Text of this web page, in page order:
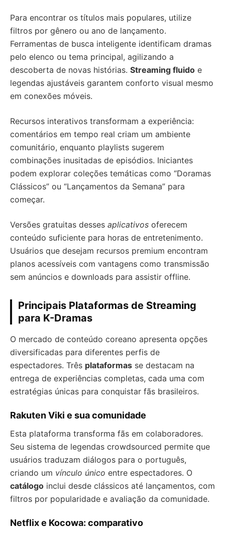
Para encontrar os títulos mais populares, utilize
filtros por gênero ou ano de lançamento.
Ferramentas de busca inteligente identificam dramas
pelo elenco ou tema principal, agilizando a
descoberta de novas histórias. Streaming fluido e
legendas ajustáveis garantem conforto visual mesmo
em conexões móveis.
Recursos interativos transformam a experiência:
comentários em tempo real criam um ambiente
comunitário, enquanto playlists sugerem
combinações inusitadas de episódios. Iniciantes
podem explorar coleções temáticas como “Doramas
Clássicos” ou “Lançamentos da Semana” para
começar.
Versões gratuitas desses aplicativos oferecem
conteúdo suficiente para horas de entretenimento.
Usuários que desejam recursos premium encontram
planos acessíveis com vantagens como transmissão
sem anúncios e downloads para assistir offline.
Principais Plataformas de Streaming
para K-Dramas
O mercado de conteúdo coreano apresenta opções
diversificadas para diferentes perfis de
espectadores. Três plataformas se destacam na
entrega de experiências completas, cada uma com
estratégias únicas para conquistar fãs brasileiros.
Rakuten Viki e sua comunidade
Esta plataforma transforma fãs em colaboradores.
Seu sistema de legendas crowdsourced permite que
usuários traduzam diálogos para o português,
criando um vínculo único entre espectadores. O
catálogo inclui desde clássicos até lançamentos, com
filtros por popularidade e avaliação da comunidade.
Netflix e Kocowa: comparativo